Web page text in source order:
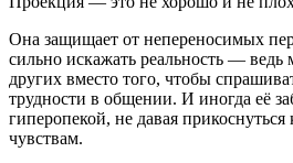
Она защищает от непереносимых
сильно искажать реальность — ведь
других вместо того, чтобы
трудности в общении. И иногда её
гиперопекой, не давая
чувствам.